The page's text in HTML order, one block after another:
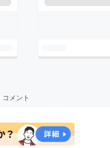
コメント